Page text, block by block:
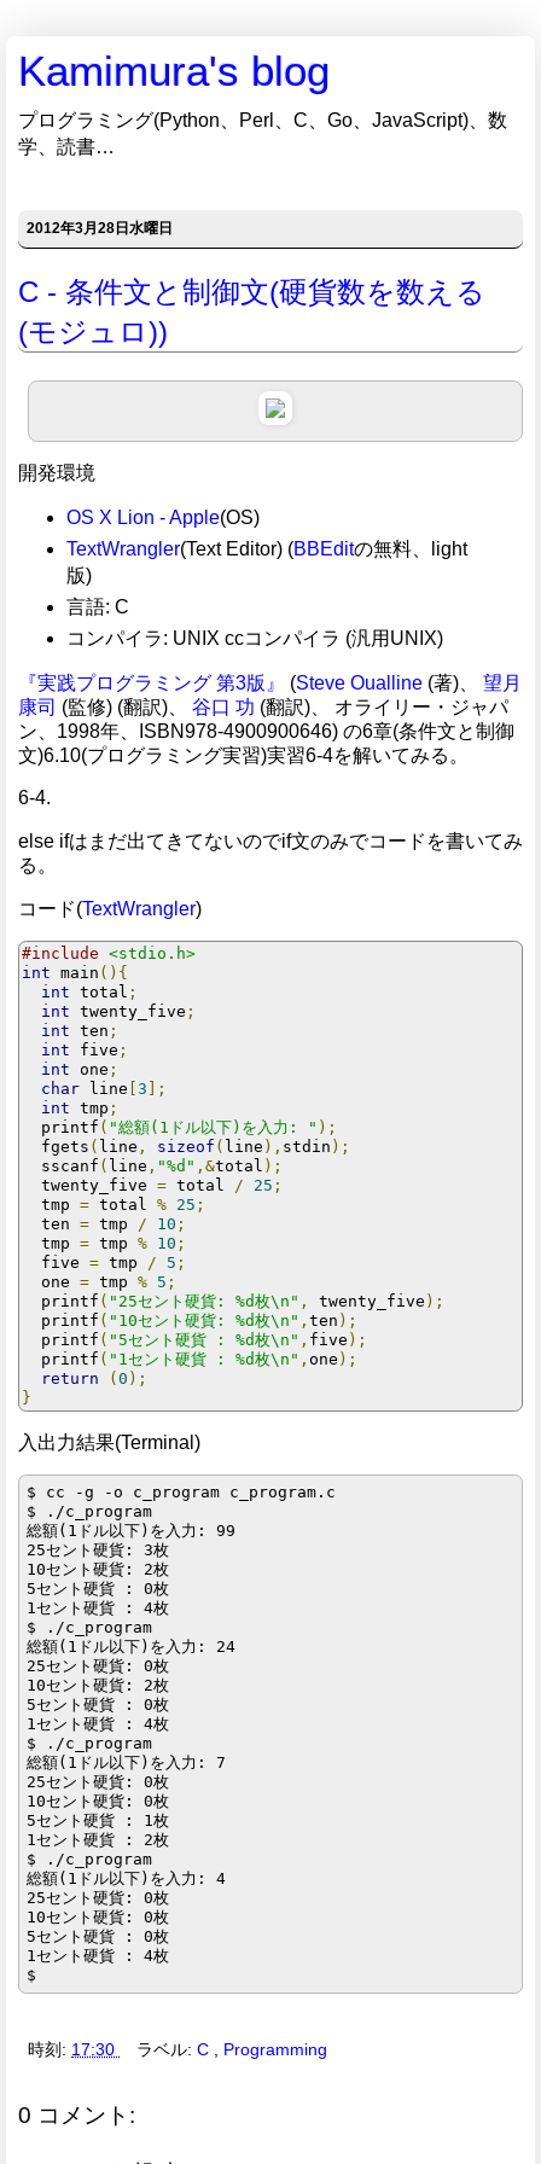
Kamimura's blog
プログラミング(Python、Perl、C、Go、JavaScript)、数
学、読書…
2012年3月28日水曜日
C - 条件文と制御文(硬貨数を数える
(モジュロ))
開発環境
OS X Lion - Apple(OS)
TextWrangler(Text Editor) (BBEditの無料、light
版)
言語: C
コンパイラ: UNIX ccコンパイラ (汎用UNIX)
『実践プログラミング 第3版』 (Steve Oualline (著)、 望月
康司 (監修) (翻訳)、 谷口 功 (翻訳)、 オライリー・ジャパ
ン、1998年、ISBN978-4900900646) の6章(条件文と制御
文)6.10(プログラミング実習)実習6-4を解いてみる。
6-4.
else ifはまだ出てきてないのでif文のみでコードを書いてみ
る。
コード(TextWrangler)
#include <stdio.h>
int main (){
int total ;
int twenty_five ;
int ten ;
int five ;
int one ;
char line 3 ];
int tmp ;
  printf
( "総額(1ドル以下)を入力: " );
  fgets
( line , sizeof ( line ), stdin );
  sscanf
( line , "%d" ,&total );
  twenty_five
= total / 25 ;
  tmp
= total % 25 ;
  ten
= tmp / 10 ;
  tmp
= tmp % 10 ;
  five
= tmp / 5 ;
  one
= tmp % 5 ;
  printf
( "25セント硬貨: %d枚\n" , twenty_five );
  printf
( "10セント硬貨: %d枚\n" , ten );
  printf
( "5セント硬貨 : %d枚\n" , five );
  printf
( "1セント硬貨 : %d枚\n" , one );
return
( 0 );
}
入出力結果(Terminal)
$ cc -g -o c_program c_program.c
$ ./c_program
総額(1ドル以下)を入力: 99
25セント硬貨: 3枚
10セント硬貨: 2枚
5セント硬貨 : 0枚
1セント硬貨 : 4枚
$ ./c_program
総額(1ドル以下)を入力: 24
25セント硬貨: 0枚
10セント硬貨: 2枚
5セント硬貨 : 0枚
1セント硬貨 : 4枚
$ ./c_program
総額(1ドル以下)を入力: 7
25セント硬貨: 0枚
10セント硬貨: 0枚
5セント硬貨 : 1枚
1セント硬貨 : 2枚
$ ./c_program
総額(1ドル以下)を入力: 4
25セント硬貨: 0枚
10セント硬貨: 0枚
5セント硬貨 : 0枚
1セント硬貨 : 4枚
時刻: 17:30 ラベル:C , Programming
0 コメント: